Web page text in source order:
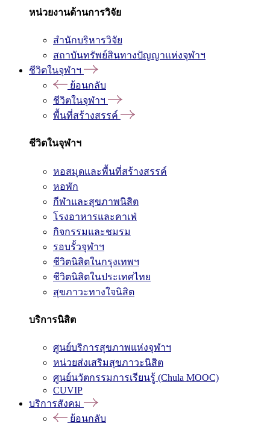
หน่วยงานด้านการวิจัย
สำนักบริหารวิจัย
สถาบันทรัพย์สินทางปัญญาแห่งจุฬาฯ
ชีวิตในจุฬาฯ
ย้อนกลับ
ชีวิตในจุฬาฯ
พื้นที่สร้างสรรค์
ชีวิตในจุฬาฯ
หอสมุดและพื้นที่สร้างสรรค์
หอพัก
กีฬาและสุขภาพนิสิต
โรงอาหารและคาเฟ่
กิจกรรมและชมรม
รอบรั้วจุฬาฯ
ชีวิตนิสิตในกรุงเทพฯ
ชีวิตนิสิตในประเทศไทย
สุขภาวะทางใจนิสิต
บริการนิสิต
ศูนย์บริการสุขภาพแห่งจุฬาฯ
หน่วยส่งเสริมสุขภาวะนิสิต
ศูนย์นวัตกรรมการเรียนรู้ (Chula MOOC)
CUVIP
บริการสังคม
ย้อนกลับ